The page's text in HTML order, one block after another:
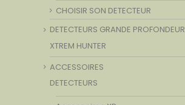
CHOISIR SON DETECTEUR
DETECTEURS GRANDE PROFONDEUR
XTREM HUNTER
ACCESSOIRES
DETECTEURS